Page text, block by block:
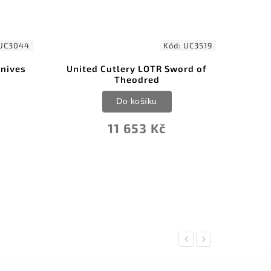
Kód: UC3519
United Cutlery LOTR Sword of
Theodred
11 653 Kč
Do košíku
Previous
Next